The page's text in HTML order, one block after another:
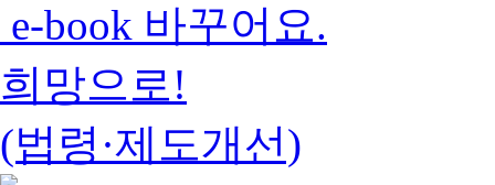
e-book 바꾸어요.
희망으로!
(법령·제도개선)